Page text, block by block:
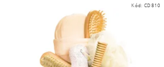
Kód: CD810